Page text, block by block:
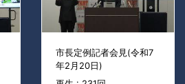
市長定例記者会見(令和7
年2月20日)